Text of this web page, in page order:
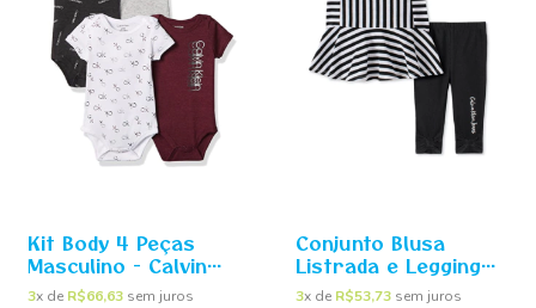
Kit Body 4 Peças
Masculino - Calvin
Klein
3x de R$66,63 sem juros
Conjunto Blusa
Listrada e Legging
preto - Calvin Klein
3x de R$53,73 sem juros